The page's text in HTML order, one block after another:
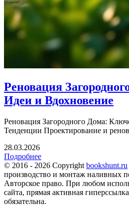
Реновация
Идеи и Вдохновение
Реновация Загородного Дома:
Тенденции Проектирование и
28.03.2026
Подробнее
© 2016 - 2026 Copyright bookshunt.ru
производство и монтаж наливных
Авторское право. При любом
сайта, прямая активная
обязательна.